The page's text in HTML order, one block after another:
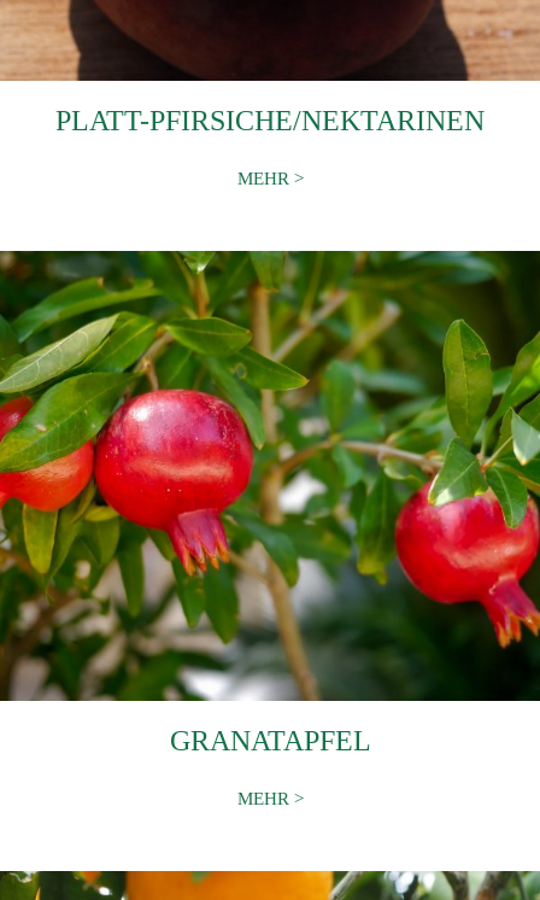
PLATT-PFIRSICHE/NEKTARINEN
MEHR
GRANATAPFEL
MEHR